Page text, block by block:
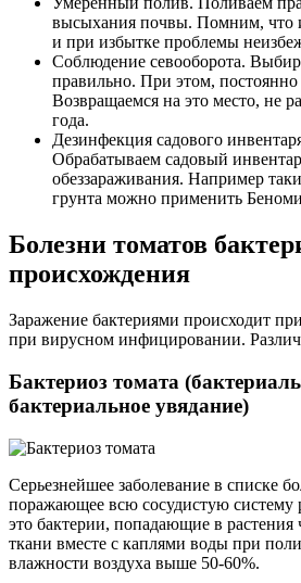
высыхания почвы. Помним, что
и при избытке проблемы
Соблюдение севооборота.
правильно. При этом,
Возвращаемся на это место, не
года.
Дезинфекция садового
Обрабатываем садовый
обеззараживания. Например
грунта можно применить
Болезни томатов
происхождения
Заражение бактериями происходит
при вирусном инфицировании.
Бактериоз томата
бактериальное увядание)
Серьезнейшее заболевание в списке
поражающее всю сосудистую систему
это бактерии, попадающие в растения
ткани вместе с каплями воды при
влажности воздуха выше 50-60%.